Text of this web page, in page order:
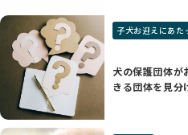
子犬お迎えにあた
犬の保護団体が
きる団体を見分